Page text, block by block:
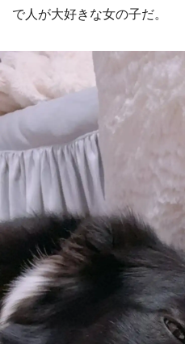
で人が大好きな女の子だ。